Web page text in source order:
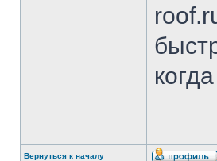
Вернуться к началу